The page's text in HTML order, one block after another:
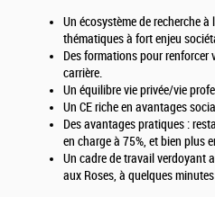
Un écosystème de recherche
thématiques à fort enjeu
Des formations pour renforcer
carrière.
Un équilibre vie privée/vie
Un CE riche en avantages
Des avantages pratiques :
en charge à 75%, et bien plus
Un cadre de travail verdoyant
aux Roses, à quelques